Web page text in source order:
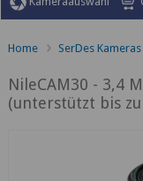
Home SerDes Kameras
NileCAM30 - 3,4
(unterstützt bis